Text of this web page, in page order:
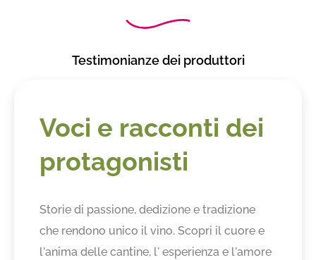
Testimonianze dei produttori
Voci e racconti dei
protagonisti
Storie di passione, dedizione e tradizione
che rendono unico il vino. Scopri il cuore e
l'anima delle cantine, l' esperienza e l'amore